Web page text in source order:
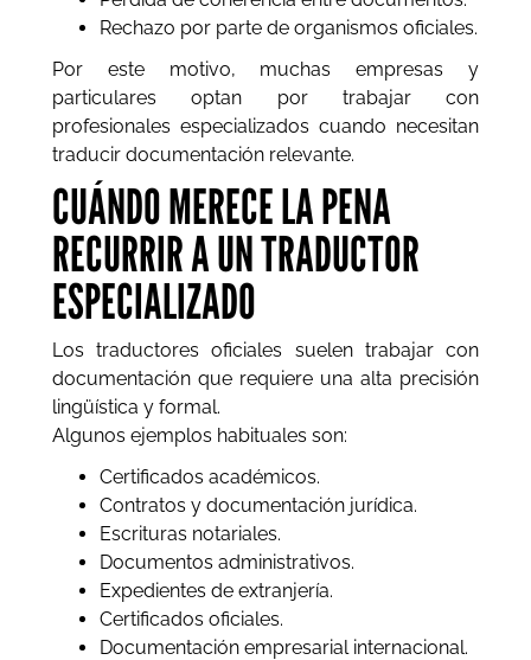
Rechazo por parte de organismos oficiales.
Por este motivo, muchas empresas y
particulares optan por trabajar con
profesionales especializados cuando necesitan
traducir documentación relevante.
CUÁNDO MERECE LA PENA
RECURRIR A UN TRADUCTOR
ESPECIALIZADO
Los traductores oficiales suelen trabajar con
documentación que requiere una alta precisión
lingüística y formal.
Algunos ejemplos habituales son:
Certificados académicos.
Contratos y documentación jurídica.
Escrituras notariales.
Documentos administrativos.
Expedientes de extranjería.
Certificados oficiales.
Documentación empresarial internacional.